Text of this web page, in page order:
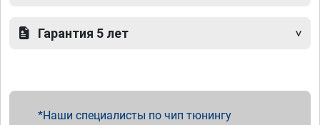
Гарантия 5 лет
Наши специалисты по чип тюнингу